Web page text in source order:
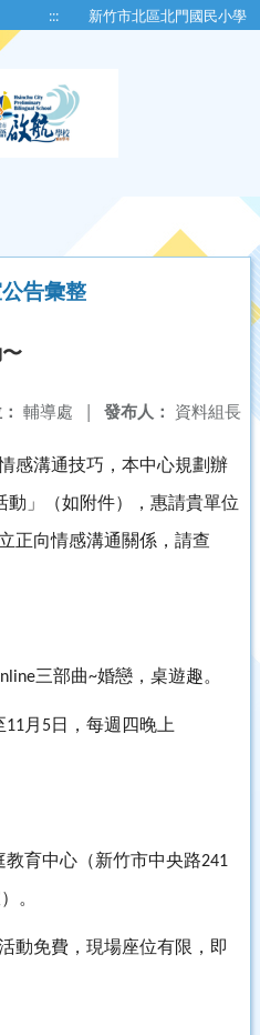
::: 新竹市北區北門國民小學
告彙整
發布人： 資料組長
輔導處 |
感溝通技巧，本中心規劃辦
動」（如附件），惠請貴單位
正向情感溝通關係，請查
三部曲~婚戀，桌遊趣。
11月 5日，每週四晚上
育中心（新竹市中央路241
。
活動免費，現場座位有限，即